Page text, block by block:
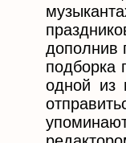
дополнив
подборка
одной из